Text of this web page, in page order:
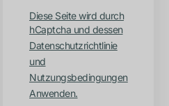
Diese Seite wird durch
hCaptcha und dessen
Datenschutzrichtlinie
und
Nutzungsbedingungen
Anwenden.